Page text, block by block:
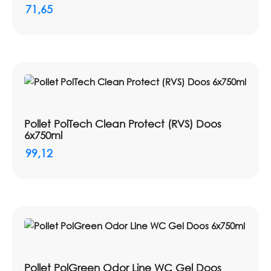
Geschikte oppervlakken: Beton, metaal,
liter
pH in oplossing 10%: 11,8 ± 0,5
Kleur: Geel
Parfum: Wintergroen
71,65
Pollet PolTech Clean Protect (RVS) Doos
6x750ml
99,12
Pollet PolGreen Odor Line WC Gel Doos